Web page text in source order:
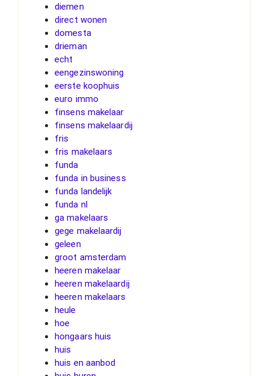
diemen
direct wonen
domesta
drieman
echt
eengezinswoning
eerste koophuis
euro immo
finsens makelaar
finsens makelaardij
fris
fris makelaars
funda
funda in business
funda landelijk
funda nl
ga makelaars
gege makelaardij
geleen
groot amsterdam
heeren makelaar
heeren makelaardij
heeren makelaars
heule
hoe
hongaars huis
huis
huis en aanbod